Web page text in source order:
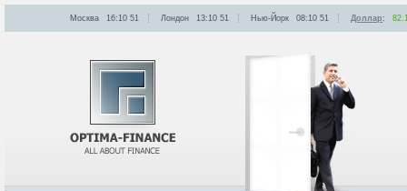
Москва 16:10 51 Лондон 13:10 51 Нью-Йорк 08:10 51 Доллар: